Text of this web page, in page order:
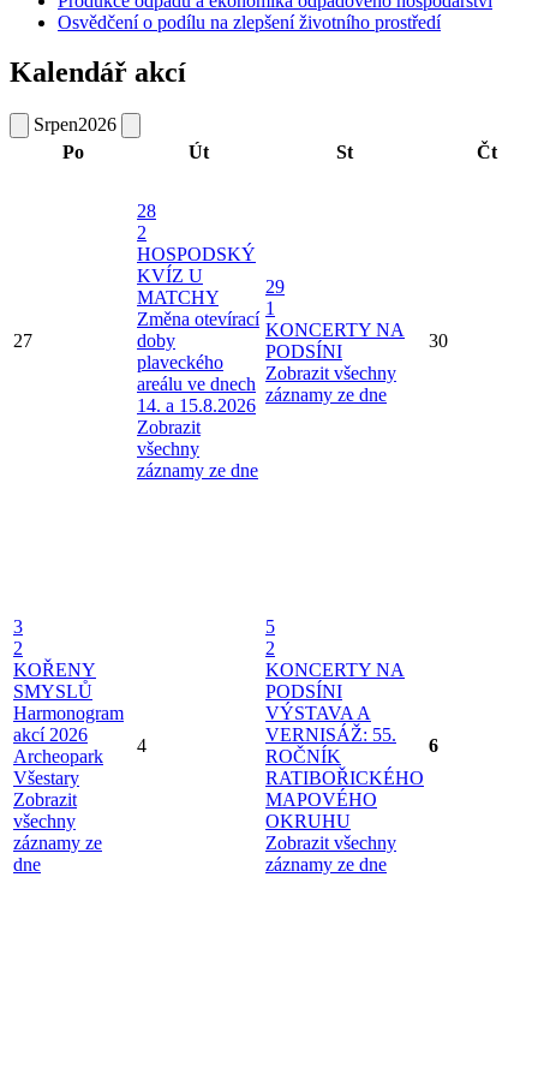
Osvědčení o podílu na zlepšení životního prostředí
Kalendář akcí
Srpen2026
Po
Út St Čt
27
28
2
HOSPODSKÝ
KVÍZ U
MATCHY
Změna otevírací
doby
plaveckého
areálu ve dnech
14. a 15.8.2026
Zobrazit
všechny
záznamy ze dne
29
1
KONCERTY NA
PODSÍNI
Zobrazit všechny
záznamy ze dne
30
3
2
KOŘENY
SMYSLŮ
Harmonogram
akcí 2026
Archeopark
Všestary
Zobrazit
všechny
záznamy ze
dne
4
5
2
KONCERTY NA
PODSÍNI
VÝSTAVA A
VERNISÁŽ: 55.
ROČNÍK
RATIBOŘICKÉHO
MAPOVÉHO
OKRUHU
Zobrazit všechny
záznamy ze dne
6